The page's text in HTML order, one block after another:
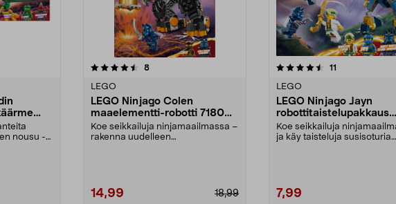
nousu -
8arvostelut
LEGO
LEGO Ninjago Colen
maaelementti-robotti 71806,
yli 7-vuotiaille
Koe seikkailuja ninjamaailmassa –
rakenna uudelleen
18,99
14,99
4.5viidestä
11
LEGO
LEGO Ninjago Jayn
robottitaistelupakkaus
71805, yli 6-vuotiaille
Koe seikkailuja
ja käy taisteluja susisoturia
7,99
4.0viidestä